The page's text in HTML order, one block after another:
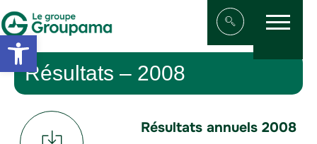
Open toolbar
Aller au contenu
Afficher/
Menu
Résultats – 2008
Résultats annuels 2008